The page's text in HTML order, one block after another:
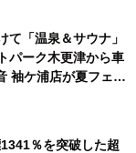
定！
て「温泉＆サウナ」
パーク木更津から車
ケ浦店が夏フェア
％を突破した超